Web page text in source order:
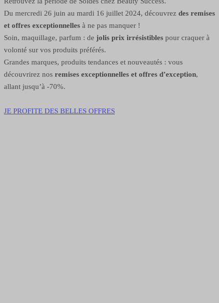
Du mercredi 26 juin au mardi 16 juillet 2024, découvrez des remises
et offres exceptionnelles à ne pas manquer !
Soin, maquillage, parfum : de jolis prix irrésistibles pour craquer à
volonté sur vos produits préférés.
Grandes marques, produits tendances et nouveautés : vous
découvrirez nos remises exceptionnelles et offres d’exception,
allant jusqu’à -70%.
JE PROFITE DES BELLES OFFRES